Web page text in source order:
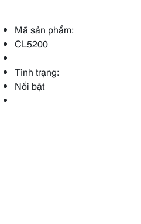
Mã sản phẩm:
CL5200
Tình trạng:
Nổi bật